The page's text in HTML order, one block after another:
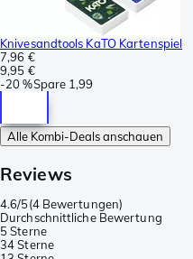
Knivesandtools KaTO Kartenspiel
7,96 €
9,95 €
-20 %Spare 1,99
Alle Kombi-Deals anschauen
Reviews
4.6/5(4 Bewertungen)
Durchschnittliche Bewertung
5 Sterne
34 Sterne